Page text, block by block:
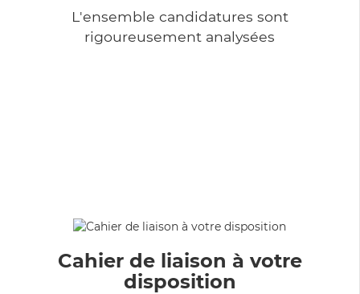
L'ensemble candidatures sont
rigoureusement analysées
Cahier de liaison à votre
disposition